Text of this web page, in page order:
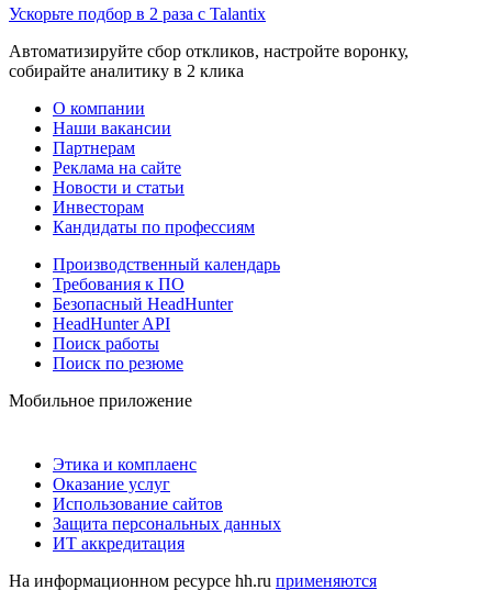
Ускорьте подбор в 2 раза с Talantix
Автоматизируйте сбор откликов, настройте воронку,
собирайте аналитику в 2 клика
О компании
Наши вакансии
Партнерам
Реклама на сайте
Новости и статьи
Инвесторам
Кандидаты по профессиям
Производственный календарь
Требования к ПО
Безопасный HeadHunter
HeadHunter API
Поиск работы
Поиск по резюме
Мобильное приложение
Этика и комплаенс
Оказание услуг
Использование сайтов
Защита персональных данных
ИТ аккредитация
На информационном ресурсе hh.ru применяются